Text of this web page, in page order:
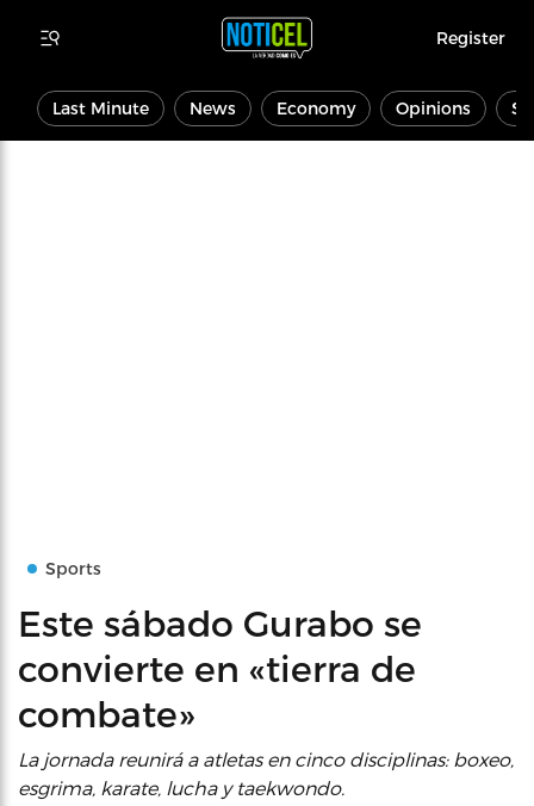
Register
Last Minute News Economy Opinions
Sports
Este sábado Gurabo se
convierte en «tierra de
combate»
La jornada reunirá a atletas en cinco disciplinas: boxeo,
esgrima, karate, lucha y taekwondo.